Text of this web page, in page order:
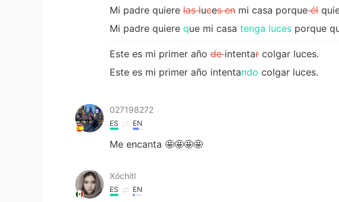
Mi padre quiere las luces en mi casa porqueél
Mi padre quiere que mi casa tenga luces porque
Este es mi primer año deintentar colgar luces.
Este es mi primer año intentando colgar luces.
027198272
ES EN
Me encanta 🤩🤩🤩🤩
Xóchitl
ES EN